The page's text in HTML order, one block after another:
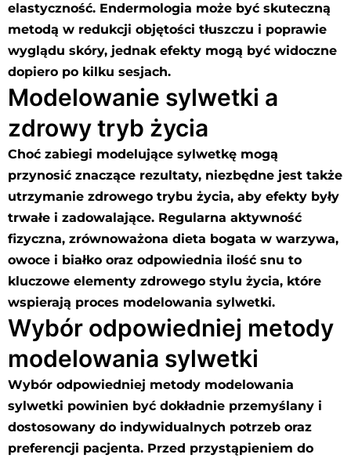
elastyczność. Endermologia może być skuteczną
metodą w redukcji objętości tłuszczu i poprawie
wyglądu skóry, jednak efekty mogą być widoczne
dopiero po kilku sesjach.
Modelowanie sylwetki a
zdrowy tryb życia
Choć zabiegi modelujące sylwetkę mogą
przynosić znaczące rezultaty, niezbędne jest także
utrzymanie zdrowego trybu życia, aby efekty były
trwałe i zadowalające. Regularna aktywność
fizyczna, zrównoważona dieta bogata w warzywa,
owoce i białko oraz odpowiednia ilość snu to
kluczowe elementy zdrowego stylu życia, które
wspierają proces modelowania sylwetki.
Wybór odpowiedniej metody
modelowania sylwetki
Wybór odpowiedniej metody modelowania
sylwetki powinien być dokładnie przemyślany i
dostosowany do indywidualnych potrzeb oraz
preferencji pacjenta. Przed przystąpieniem do